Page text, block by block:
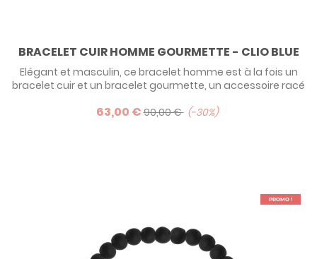
BRACELET CUIR HOMME GOURMETTE - CLIO BLUE
Elégant et masculin, ce bracelet homme est à la fois un
bracelet cuir et un bracelet gourmette, un accessoire racé
63,00 €90,00 € -30%
PROMO !